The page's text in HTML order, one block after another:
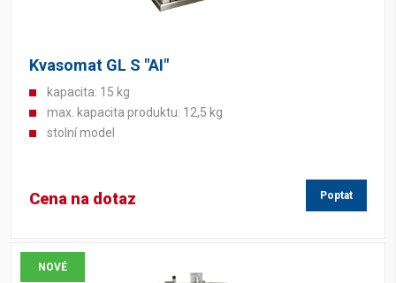
Kvasomat GL S "AI"
kapacita: 15 kg
max. kapacita produktu: 12,5 kg
stolní model
Cena na dotaz Poptat
NOVÉ